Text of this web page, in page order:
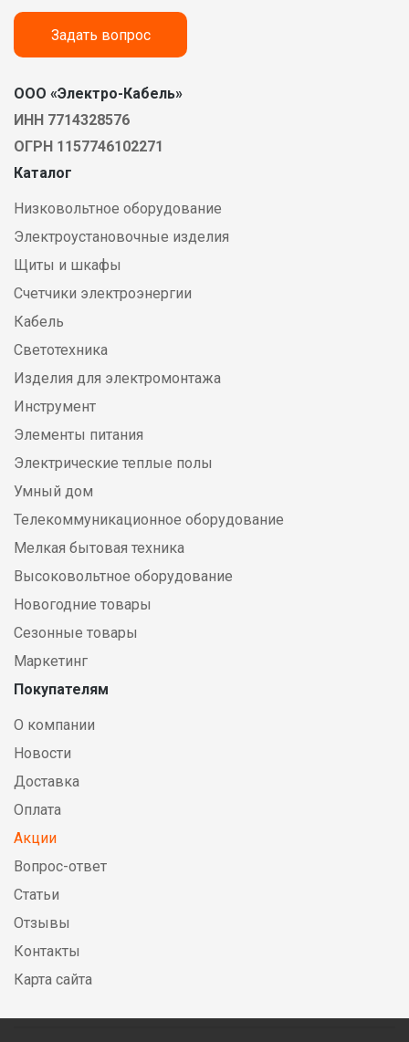
Задать вопрос
ООО «Электро-Кабель»
ИНН 7714328576
ОГРН 1157746102271
Каталог
Низковольтное оборудование
Электроустановочные изделия
Щиты и шкафы
Счетчики электроэнергии
Кабель
Светотехника
Изделия для электромонтажа
Инструмент
Элементы питания
Электрические теплые полы
Умный дом
Телекоммуникационное оборудование
Мелкая бытовая техника
Высоковольтное оборудование
Новогодние товары
Сезонные товары
Маркетинг
Покупателям
О компании
Новости
Доставка
Оплата
Акции
Вопрос-ответ
Статьи
Отзывы
Контакты
Карта сайта